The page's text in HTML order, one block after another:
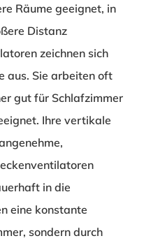
Räume geeignet, in
Distanz
zeichnen sich
aus. Sie arbeiten oft
gut für Schlafzimmer
Ihre vertikale
in die
eine konstante
sondern durch